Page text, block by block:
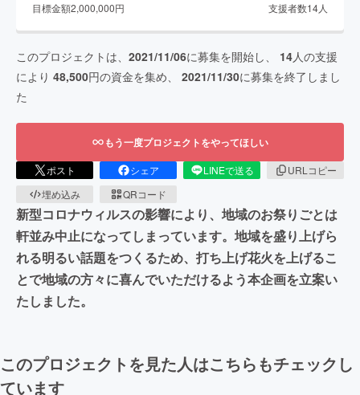
目標金額2,000,000円 支援者数14人
このプロジェクトは、 2021/11/06に募集を開始し、 14人の支援
により 48,500円の資金を集め、 2021/11/30に募集を終了しまし
た
もう一度プロジェクトをやってほしい
ポスト シェア LINEで送る
URLコピー
埋め込み
QRコード
新型コロナウィルスの影響により、地域のお祭りごとは
軒並み中止になってしまっています。地域を盛り上げら
れる明るい話題をつくるため、打ち上げ花火を上げるこ
とで地域の方々に喜んでいただけるよう本企画を立案い
たしました。
このプロジェクトを見た人はこちらもチェックし
ています